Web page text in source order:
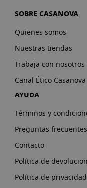
SOBRE CASANOVA
Quienes somos
Nuestras tiendas
Trabaja con nosotros
Canal Ético
AYUDA
Términos y
Preguntas frecuentes
Contacto
Política de
Política de